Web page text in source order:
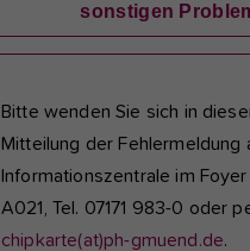
sonstigen
Bitte wenden Sie sich in
Mitteilung der Fehlermeldung
Informationszentrale im
A021, Tel. 07171 983-0 oder
chipkarte(at)ph-gmuend.de.